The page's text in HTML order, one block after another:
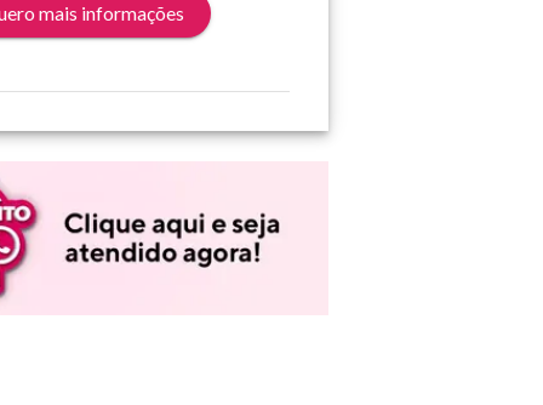
mais informações